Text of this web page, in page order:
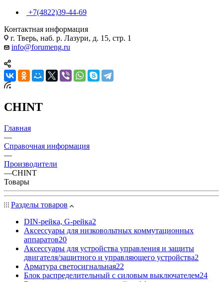
+7(4822)39-44-69
Контактная информация
г. Тверь, наб. р. Лазури, д. 15, стр. 1
info@forumeng.ru
CHINT
Главная
—
Справочная информация
—
Производители
—CHINT
Товары
Разделы товаров
DIN-рейка, G-рейка2
Аксессуары для низковольтных коммутационных
аппаратов20
Аксессуары для устройства управления и защиты
двигателя/защитного и управляющего устройства2
Арматура светосигнальная22
Блок распределительный с силовым выключателем24